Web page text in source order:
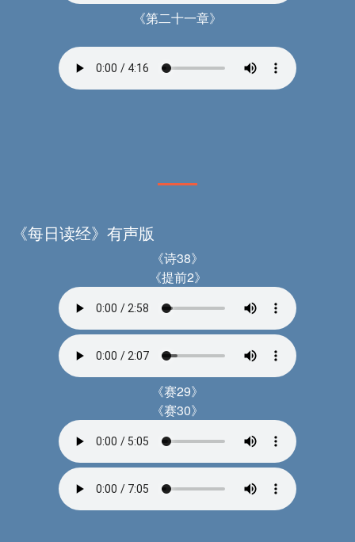
《第二十一章》
《每日读经》有声版
《诗38》
《提前2》
《赛29》
《赛30》